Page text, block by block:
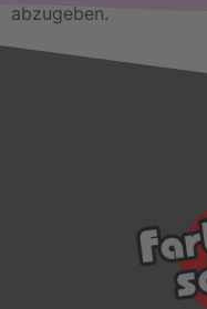
abzugeben.